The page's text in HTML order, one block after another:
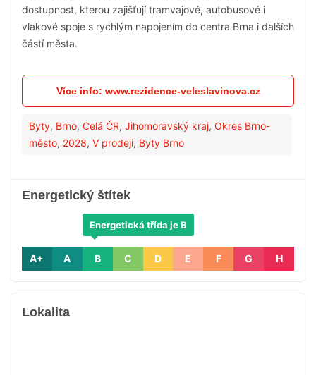
dostupnost, kterou zajišťují tramvajové, autobusové i
vlakové spoje s rychlým napojením do centra Brna i dalších
částí města.
Více info: www.rezidence-veleslavinova.cz
Byty, Brno, Celá ČR, Jihomoravský kraj, Okres Brno-
město, 2028, V prodeji, Byty Brno
Energetický štítek
A+ A B
Energetická třída je B
C D E F G H
Lokalita